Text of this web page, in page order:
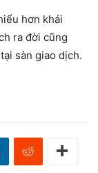
hơn khái
ra đời cũng
sàn giao dịch.